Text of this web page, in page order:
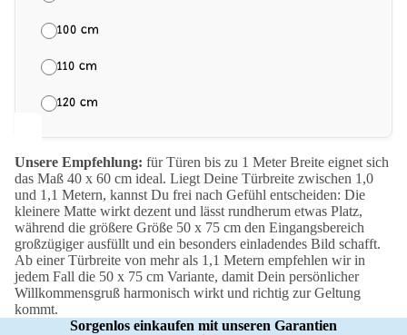
100 cm
110 cm
120 cm
Unsere Empfehlung: für Türen bis zu 1 Meter Breite eignet sich
das Maß 40 x 60 cm ideal. Liegt Deine Türbreite zwischen 1,0
und 1,1 Metern, kannst Du frei nach Gefühl entscheiden: Die
kleinere Matte wirkt dezent und lässt rundherum etwas Platz,
während die größere Größe 50 x 75 cm den Eingangsbereich
großzügiger ausfüllt und ein besonders einladendes Bild schafft.
Ab einer Türbreite von mehr als 1,1 Metern empfehlen wir in
jedem Fall die 50 x 75 cm Variante, damit Dein persönlicher
Willkommensgruß harmonisch wirkt und richtig zur Geltung
kommt.
Sorgenlos einkaufen mit unseren Garantien